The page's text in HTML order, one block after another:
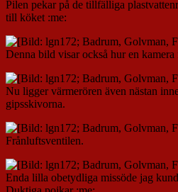
Pilen pekar på de tillfälliga
till köket :me:
Denna bild visar också hur en
Nu ligger värmerören även nästan
gipsskivorna.
Frånluftsventilen.
Enda lilla obetydliga missöde jag